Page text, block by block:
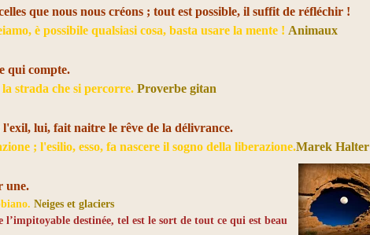
que nous nous créons ; tout est possible, il suffit de réfléchir !
è possibile qualsiasi cosa, basta usare la mente ! Animaux
qui compte.
strada che si percorre.Proverbe gitan
lui, fait naitre le rêve de la délivrance.
; l'esilio, esso, fa nascere il sogno della liberazione.Marek Halter
une.
Neiges et glaciers
l’impitoyable destinée, tel est le sort de tout ce qui est beau